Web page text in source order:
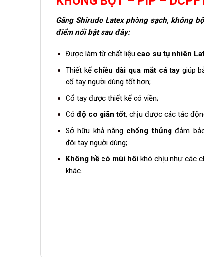
Găng Shirudo Latex phòng sạch, không
điểm nổi bật sau đây:
Được làm từ chất liệucao su tự nhiên
Thiết kếchiều dài qua mắt cá taygiúp
cổ tay người dùng tốt hơn;
Cổ tay được thiết kế có viền;
Có độ co giãn tốt, chịu được các tác
Sở hữu khả năng chống thủngđảm
đôi tay người dùng;
Không hề có mùi hôi khó chịu như các
khác.